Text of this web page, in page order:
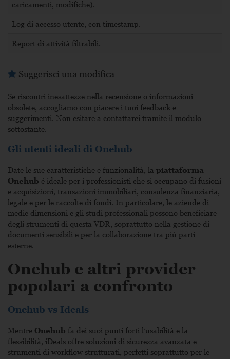
caricamenti, modifiche).
Log di accesso utente, con timestamp.
Report di attività filtrabili.
Suggerisci una modifica
Se riscontri inesattezze nella recensione o informazioni
obsolete, accogliamo con piacere i tuoi feedback e
suggerimenti. Non esitare a contattarci tramite il modulo
sottostante.
Gli utenti ideali di Onehub
Date le sue caratteristiche e funzionalità, la piattaforma
Onehub é ideale per i professionisti che si occupano di fusioni
e acquisizioni, transazioni immobiliari, consulenza finanziaria,
legale e per le raccolte di fondi. In particolare, le aziende di
medie dimensioni e gli studi professionali possono beneficiare
degli strumenti di questa VDR, soprattutto nella gestione di
documenti sensibili e per la collaborazione tra più parti
esterne.
Onehub e altri provider
popolari a confronto
Onehub vs Ideals
Mentre Onehub fa dei suoi punti forti l’usabilità e la
flessibilità, iDeals offre soluzioni di sicurezza avanzata e
strumenti di workflow strutturati, perfetti soprattutto per le